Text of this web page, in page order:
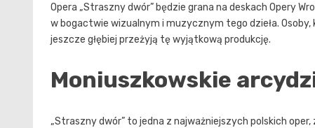
Opera „Straszny dwór” będzie grana na deskach Opery
w bogactwie wizualnym i muzycznym tego dzieła.
jeszcze głębiej przeżyją tę wyjątkową produkcję.
Moniuszkowskie
„Straszny dwór” to jedna z najważniejszych polskich